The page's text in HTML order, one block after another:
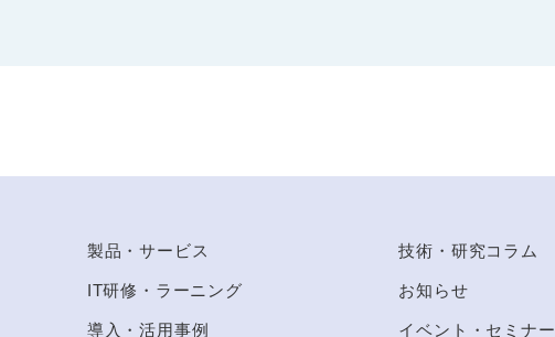
製品・サービス
IT研修・ラーニング
導入・活用事例
技術・研究コラム
お知らせ
イベント・セミナー